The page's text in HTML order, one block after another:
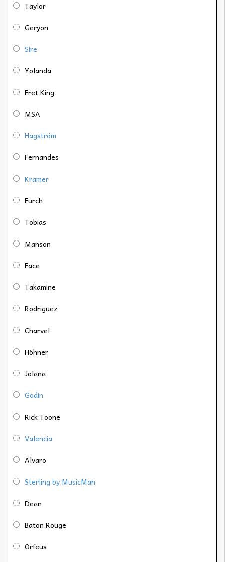
Taylor
Geryon
Sire
Yolanda
Fret King
MSA
Hagström
Fernandes
Kramer
Furch
Tobias
Manson
Face
Takamine
Rodriguez
Charvel
Höhner
Jolana
Godin
Rick Toone
Valencia
Alvaro
Sterling by MusicMan
Dean
Baton Rouge
Orfeus